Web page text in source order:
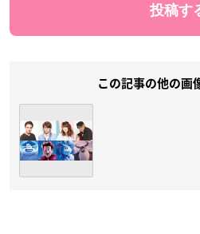
この記事の他の画